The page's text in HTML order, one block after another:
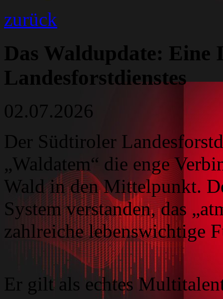
zurück
Das Waldupdate: Eine
Landesforstdienstes
02.07.2026
Der Südtiroler
„Waldatem“ die enge
Wald in den Mittelpunkt.
System verstanden, das
zahlreiche lebenswichtige
Er gilt als echtes